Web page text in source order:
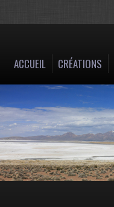
ACCUEIL CRÉATIONS